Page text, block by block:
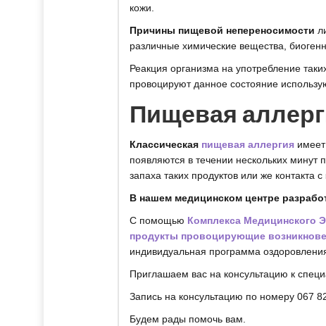
кожи.
Причины пищевой непереносимости
различные химические вещества,
Реакция организма на употребление
провоцируют данное состояние
Пищевая
Классическая пищевая аллергия
появляются в течении нескольких
запаха таких продуктов или же контакта
В нашем медицинском центре
С помощью Комплекса Медицинского
продукты провоцирующие
индивидуальная программа
Приглашаем вас на консультацию к
Запись на консультацию по номеру 067
Будем рады помочь вам.